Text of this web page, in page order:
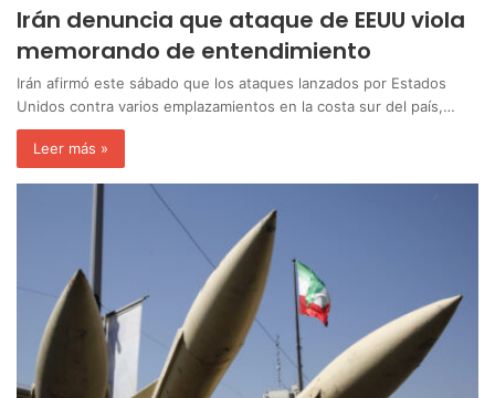
Irán denuncia que ataque de EEUU viola
memorando de entendimiento
Irán afirmó este sábado que los ataques lanzados por Estados
Unidos contra varios emplazamientos en la costa sur del país,…
Leer más »